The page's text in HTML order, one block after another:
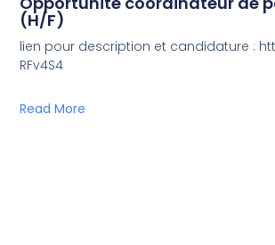
(H/F)
lien pour description et candidature :
RFv4S4
Read More